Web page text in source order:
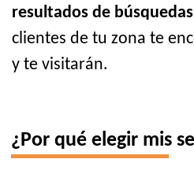
resultados de
clientes de tu zona te
y te visitarán.
¿Por qué elegir mis